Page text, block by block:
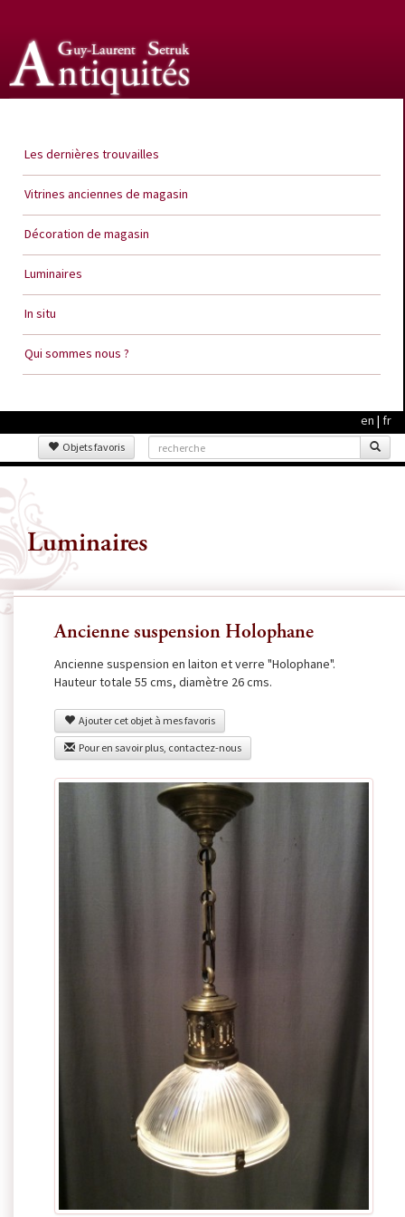
Les dernières trouvailles
Vitrines anciennes de magasin
Décoration de magasin
Luminaires
In situ
Qui sommes nous ?
en | fr
Objets favoris
Luminaires
Ancienne suspension Holophane
Ancienne suspension en laiton et verre "Holophane".
Hauteur totale 55 cms, diamètre 26 cms.
Ajouter cet objet à mes favoris
Pour en savoir plus, contactez-nous